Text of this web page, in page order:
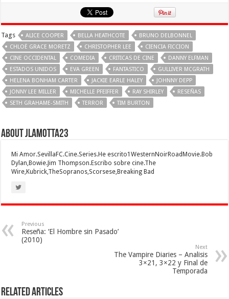
Tags ALICE COOPER BELLA HEATHCOTE
BRUNO DELBONNEL
CHLOË GRACE MORETZ
CHRISTOPHER LEE
CIENCIA FICCION
CINE OCCIDENTAL
COMEDIA CRITICAS DE CINE
DANNY ELFMAN
ESTADOS UNIDOS
EVA GREEN FANTASTICO
GULLIVER MCGRATH
HELENA BONHAM CARTER
JACKIE EARLE HALEY
JOHNNY DEPP
JONNY LEE MILLER
MICHELLE PFEIFFER RAY SHIRLEY
RESEÑAS
SETH GRAHAME-SMITH
TERROR TIM BURTON
About jlamotta23
Mi Amor.SevillaFC.Cine.Series.He escrito1WesternNoirRoadMovie.Bob
Dylan,Bowie.Jim Thompson.Escribo sobre cine.The
Wire,Kubrick,TheSopranos,Scorsese,Breaking Bad
Previous
Reseña: ‘El Hombre sin Pasado’
(2010)
Next
The Vampire Diaries – Analisis
3×21, 3×22 y Final de
Temporada
Related Articles